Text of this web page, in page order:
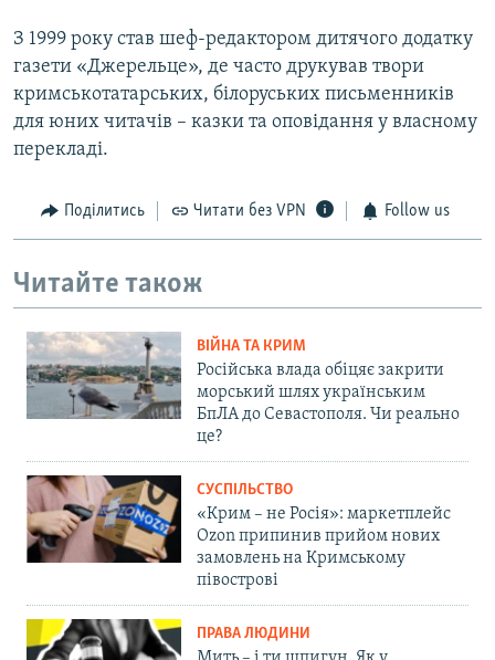
З 1999 року став шеф-редактором дитячого додатку
газети «Джерельце», де часто друкував твори
кримськотатарських, білоруських письменників
для юних читачів – казки та оповідання у власному
перекладі.
Поділитись Читати без VPN Follow us
Читайте також
ВІЙНА ТА КРИМ
Російська влада обіцяє закрити
морський шлях українським
БпЛА до Севастополя. Чи реально
це?
СУСПІЛЬСТВО
«Крим – не Росія»: маркетплейс
Ozon припинив прийом нових
замовлень на Кримському
півострові
ПРАВА ЛЮДИНИ